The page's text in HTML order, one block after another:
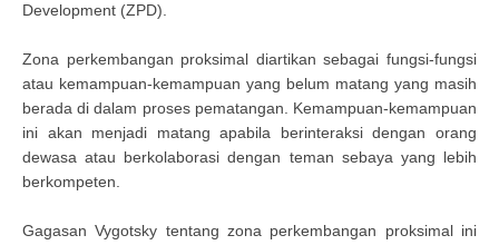
Development (ZPD).
Zona perkembangan proksimal diartikan sebagai fungsi-fungsi
atau kemampuan-kemampuan yang belum matang yang masih
berada di dalam proses pematangan. Kemampuan-kemampuan
ini akan menjadi matang apabila berinteraksi dengan orang
dewasa atau berkolaborasi dengan teman sebaya yang lebih
berkompeten.
Gagasan Vygotsky tentang zona perkembangan proksimal ini